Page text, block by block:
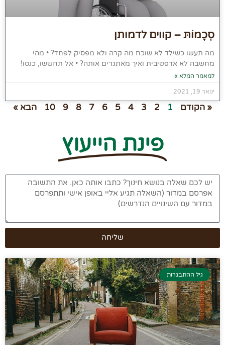
סְכֶמוֹתּ – קווים לדמותן
מה תעשו כשילד לא שוכח מה קרה ולא מפסיק לפחד? • מהי
מחשבה לא אדפטיבית ואיך מאתגרים אותה? • אל תחששו, כנסו!
למאמר המלא »
ינואר 19, 2021
« הקודם 1
2
3
4
5
6
7
8
9
10 הבא »
פינת הייעוץ
שליחה
גיל ההתבגרות